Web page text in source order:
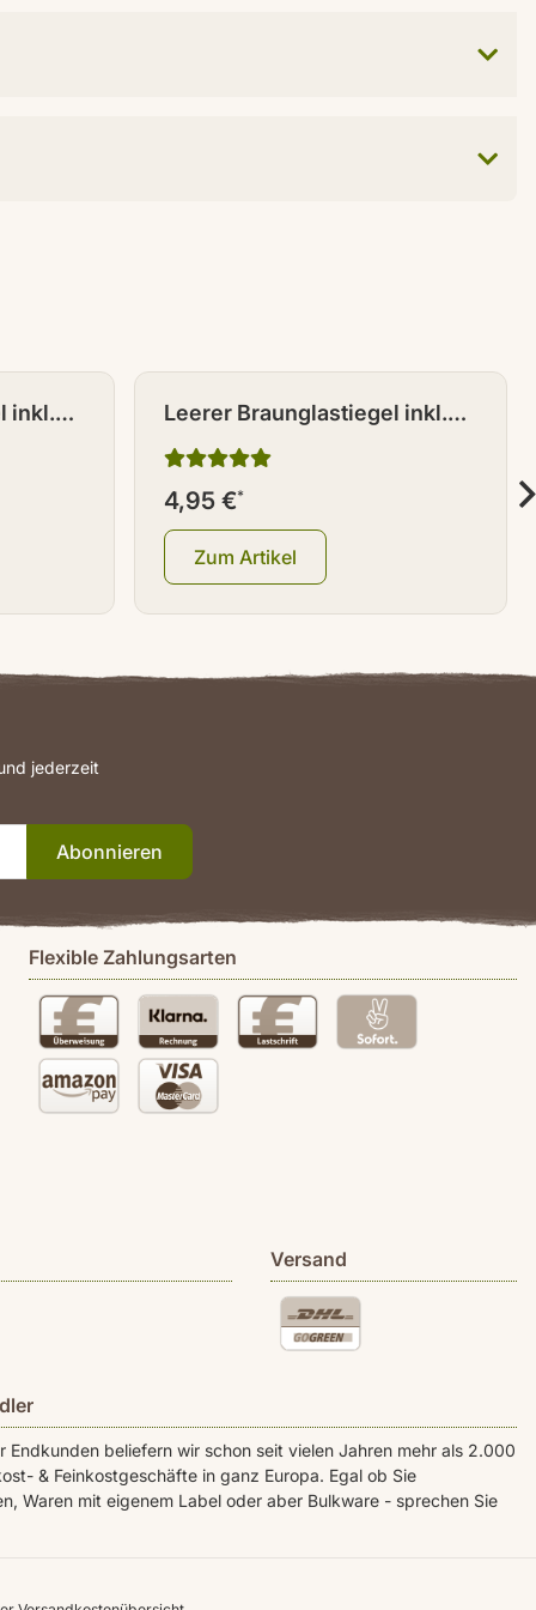
inkl.
Leerer Braunglastiegel inkl.
Deckel 500 ml
4,95 €*
Zum Artikel
Flexible Zahlungsarten
Versand
Endkunden beliefern wir schon seit vielen Jahren mehr als 2.000
& Feinkostgeschäfte in ganz Europa. Egal ob Sie
Waren mit eigenem Label oder aber Bulkware - sprechen Sie
jederzeit
Abonnieren